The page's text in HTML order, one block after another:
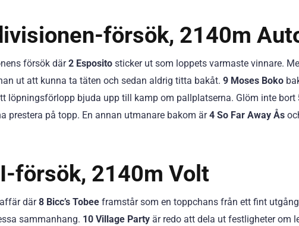
försök, 2140m
försök där2 Esposito sticker ut som loppets varmaste vinnare.
ut att kunna ta täten och sedan aldrig titta bakåt. 9 Moses Boko
löpningsförlopp bjuda upp till kamp om pallplatserna. Glöm inte bort
prestera på topp. En annan utmanare bakom är4 So Far Away Ås
försök, 2140m Volt
där8 Bicc’s Tobee framstår som en toppchans från ett fint
sammanhang. 10 Village Party är redo att dela ut festligheter om